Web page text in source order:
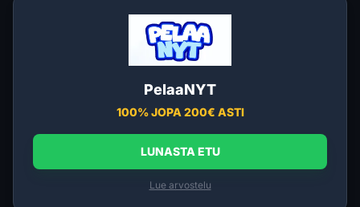
PelaaNYT
100% JOPA 200€ ASTI
LUNASTA ETU
Lue arvostelu